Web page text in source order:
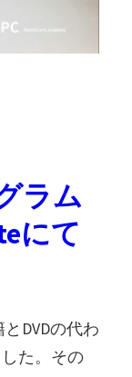
ラム
にて
DVDの代わ
た。その